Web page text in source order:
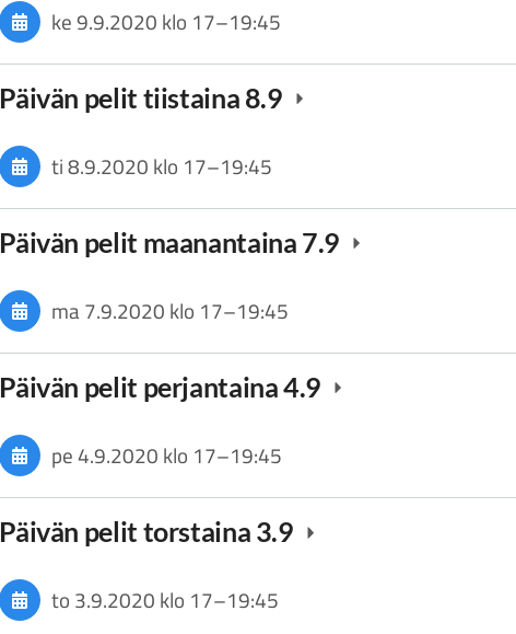
ke 9.9.2020klo 17–19:45
Päivän pelit tiistaina 8.9
ti 8.9.2020klo 17–19:45
Päivän pelit maanantaina 7.9
ma 7.9.2020klo 17–19:45
Päivän pelit perjantaina 4.9
pe 4.9.2020klo 17–19:45
Päivän pelit torstaina 3.9
to 3.9.2020klo 17–19:45